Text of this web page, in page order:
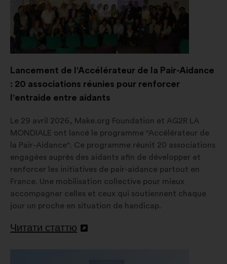
Lancement de l'Accélérateur de la Pair-Aidance
: 20 associations réunies pour renforcer
l'entraide entre aidants
Le 29 avril 2026, Make.org Foundation et AG2R LA
MONDIALE ont lancé le programme "Accélérateur de
la Pair-Aidance". Ce programme réunit 20 associations
engagées auprès des aidants afin de développer et
renforcer les initiatives de pair-aidance partout en
France. Une mobilisation collective pour mieux
accompagner celles et ceux qui soutiennent chaque
jour un proche en situation de handicap.
Читати статтю
Відкрити